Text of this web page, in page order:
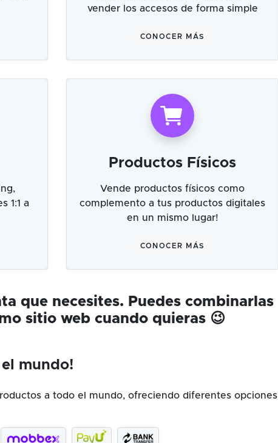
vender los accesos de forma simple
CONOCER MÁS
1:1 a
Productos Físicos
Vende productos físicos como
complemento a tus productos digitales
en un mismo lugar!
CONOCER MÁS
que necesites. Puedes combinarlas
sitio web cuando quieras 😉
mundo!
a todo el mundo, ofreciendo diferentes opciones